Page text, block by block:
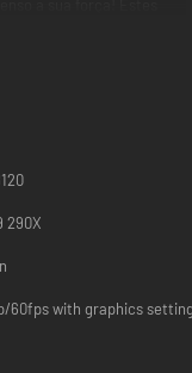
levar as tuas armas e
290X